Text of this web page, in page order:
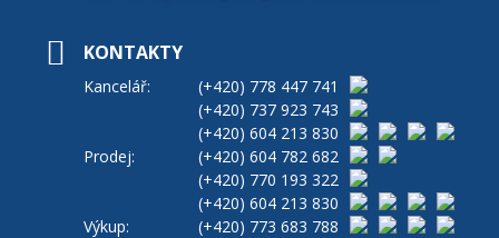
KONTAKTY
Kancelář: (+420) 778 447 741
(+420) 737 923 743
(+420) 604 213 830
Prodej:
(+420) 604 782 682
(+420) 770 193 322
(+420) 604 213 830
Výkup:
(+420) 773 683 788